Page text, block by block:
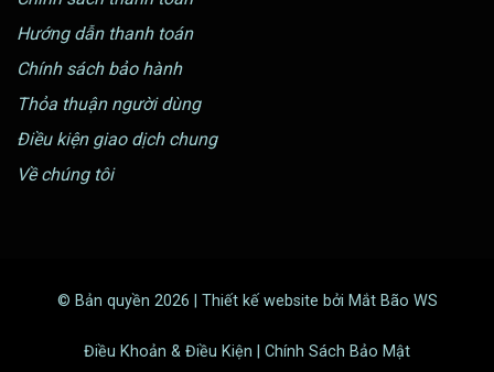
Hướng dẫn thanh toán
Chính sách bảo hành
Thỏa thuận người dùng
Điều kiện giao dịch chung
Về chúng tôi
© Bản quyền 2026 | Thiết kế website bởi Mắt Bão WS
Điều Khoản & Điều Kiện | Chính Sách Bảo Mật